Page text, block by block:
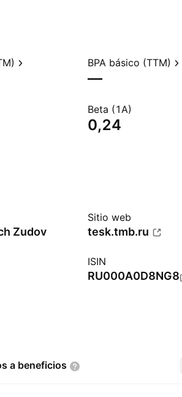
BPA básico (TTM)
—
Beta (1A)
0,24
Zudov
Sitio web
tesk.tmb.ru
ISIN
RU000A0D8NG8
a beneficios